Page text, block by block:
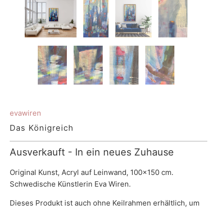
evawiren
Das Königreich
Ausverkauft - In ein neues Zuhause
Original Kunst, Acryl auf Leinwand, 100x150 cm.
Schwedische Künstlerin Eva Wiren.
Dieses Produkt ist auch ohne Keilrahmen erhältlich, um